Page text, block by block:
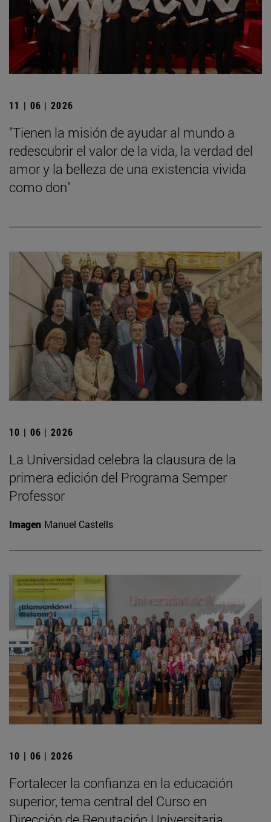
11 | 06 | 2026
"Tienen la misión de ayudar al mundo a
redescubrir el valor de la vida, la verdad del
amor y la belleza de una existencia vivida
como don"
10 | 06 | 2026
La Universidad celebra la clausura de la
primera edición del Programa Semper
Professor
Imagen Manuel Castells
10 | 06 | 2026
Fortalecer la confianza en la educación
superior, tema central del Curso en